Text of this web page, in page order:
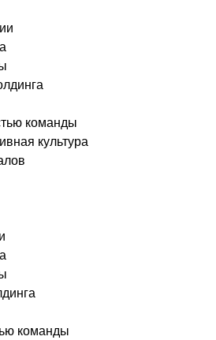
команды
культура
команды